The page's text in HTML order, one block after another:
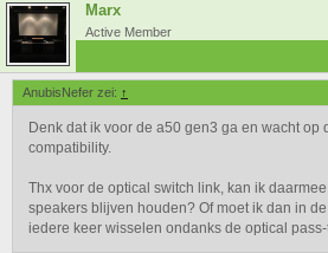
Marx
Active Member
AnubisNefer zei: ↑
Denk dat ik voor de a50 gen3 ga en wacht op
compatibility.
Thx voor de optical switch link, kan ik
speakers blijven houden? Of moet ik dan in
iedere keer wisselen ondanks de optical